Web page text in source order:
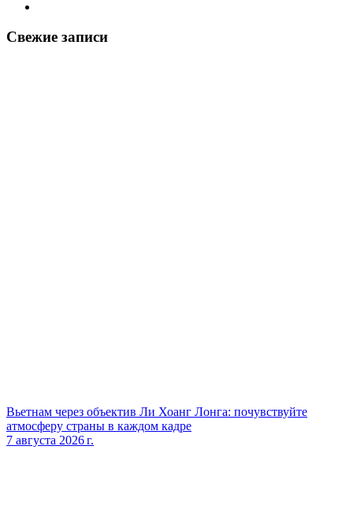
Свежие записи
Вьетнам через объектив Ли Хоанг Лонга: почувствуйте
атмосферу страны в каждом кадре
7 августа 2026 г.